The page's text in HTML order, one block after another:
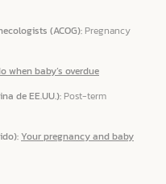
(ACOG): Pregnancy
when baby’s overdue
de EE.UU.): Post-term
Your pregnancy and baby